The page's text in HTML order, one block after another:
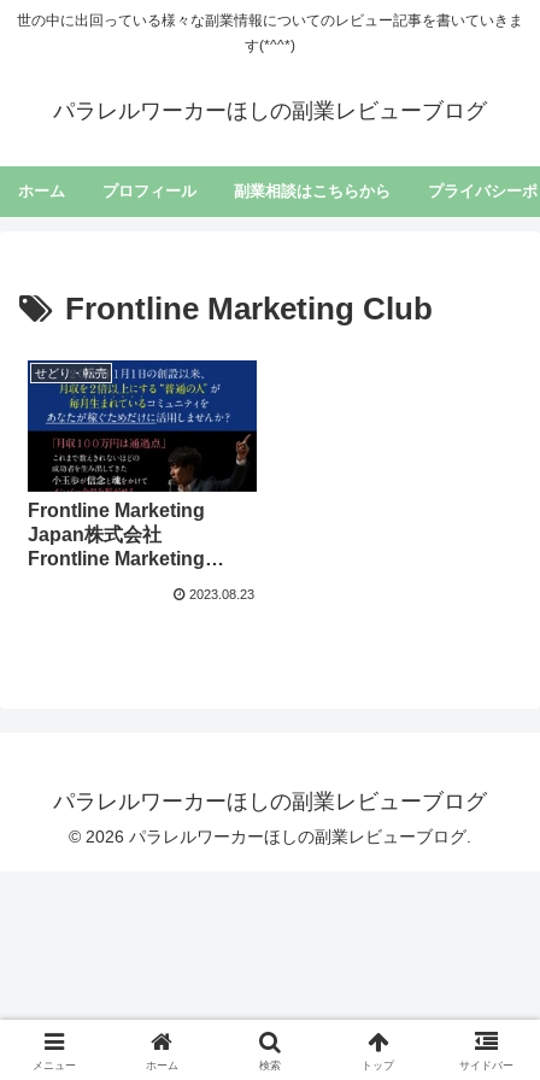
世の中に出回っている様々な副業情報についてのレビュー記事を書いていきま
す(*^^*)
パラレルワーカーほしの副業レビューブログ
ホーム プロフィール 副業相談はこちらから プライバシー
Frontline Marketing Club
せどり・転売
Frontline Marketing
Japan株式会社
Frontline Marketing
の？まとめてみました！
2023.08.23
パラレルワーカーほしの副業レビューブログ
© 2026 パラレルワーカーほしの副業レビューブログ.
メニュー ホーム 検索 トップ サイドバー